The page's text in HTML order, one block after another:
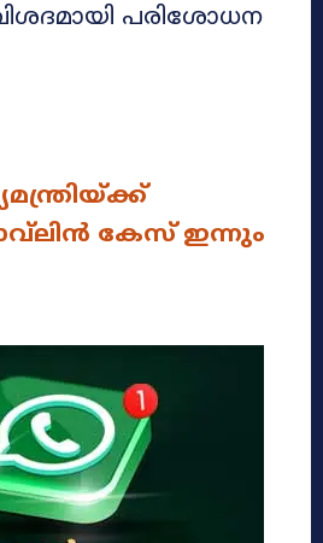
പരിശോധന
കേസ് ഇന്നും